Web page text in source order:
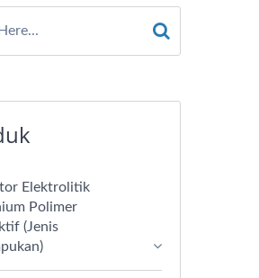
Elektrolitik
Polimer
(Jenis